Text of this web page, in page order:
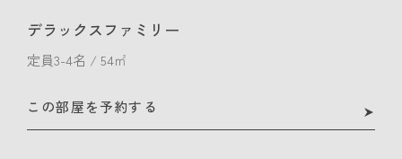
デラックスファミリー
定員3-4名 / 54㎡
この部屋を予約する